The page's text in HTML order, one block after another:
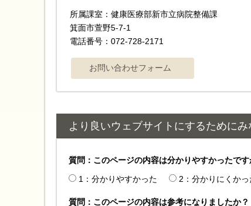
所属課室：健康医療部新市立病院整備課
箕面市萱野5-7-1
電話番号：072-728-2171
より良いウェブサイトにするために
質問：このページの内容は分かりやすかったです
1：分かりやすかった
2：分かりにくかっ
質問：このページの内容は参考になりましたか？